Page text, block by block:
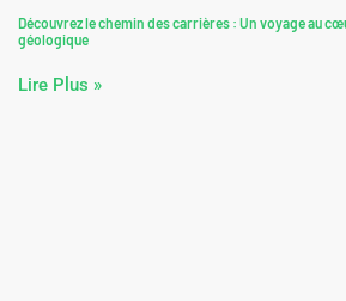
Découvrez le chemin des carrières : Un voyage au
géologique
Lire Plus »